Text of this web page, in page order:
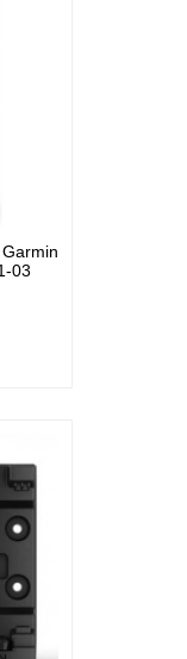
03